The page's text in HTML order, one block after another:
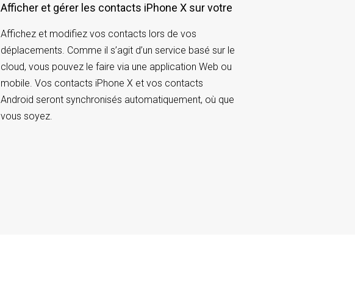
Afficher et gérer les contacts iPhone X sur votre
Affichez et modifiez vos contacts lors de vos
déplacements. Comme il s’agit d’un service basé sur le
cloud, vous pouvez le faire via une application Web ou
mobile. Vos contacts iPhone X et vos contacts
Android seront synchronisés automatiquement, où que
vous soyez.